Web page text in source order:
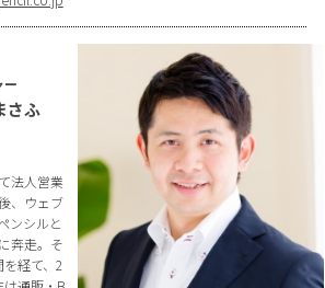
ー
さふ
法人営業
、ウェブ
ンシルと
奔走。そ
経て、2